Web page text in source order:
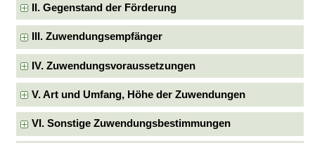
II. Gegenstand der Förderung
III. Zuwendungsempfänger
IV. Zuwendungsvoraussetzungen
V. Art und Umfang, Höhe der Zuwendungen
VI. Sonstige Zuwendungsbestimmungen